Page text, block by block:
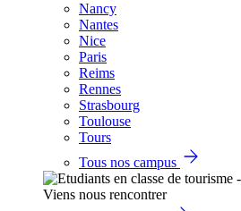
Nancy
Nantes
Nice
Paris
Reims
Rennes
Strasbourg
Toulouse
Tours
Tous nos campus
Viens nous rencontrer